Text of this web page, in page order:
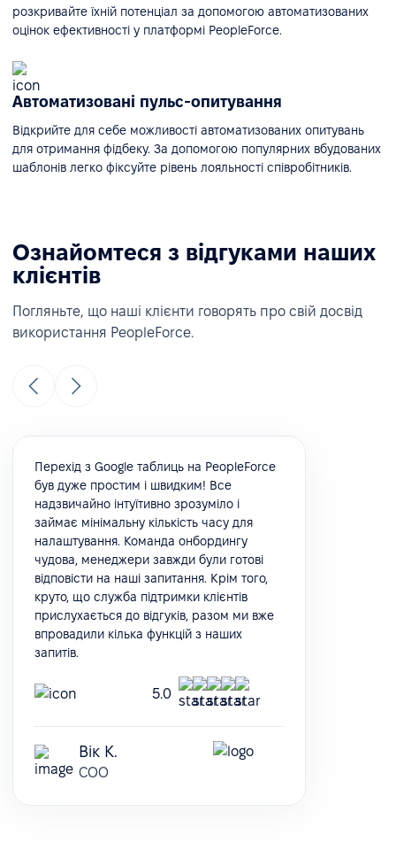
розкривайте їхній потенціал за допомогою автоматизованих
оцінок ефективності у платформі PeopleForce.
Автоматизовані пульс-опитування
Відкрийте для себе можливості автоматизованих опитувань
для отримання фідбеку. За допомогою популярних вбудованих
шаблонів легко фіксуйте рівень лояльності співробітників.
Ознайомтеся з відгуками наших
клієнтів
Погляньте, що наші клієнти говорять про свій досвід
використання PeopleForce.
Перехід з Google таблиць на PeopleForce
був дуже простим і швидким! Все
надзвичайно інтуїтивно зрозуміло і
займає мінімальну кількість часу для
налаштування. Команда онбордингу
чудова, менеджери завжди були готові
відповісти на наші запитання. Крім того,
круто, що служба підтримки клієнтів
прислухається до відгуків, разом ми вже
впровадили кілька функцій з наших
запитів.
5.0
Вік К.
COO